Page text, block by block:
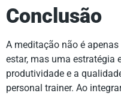
Conclusão
A meditação não é
estar, mas uma estratégia
produtividade e a
personal trainer. Ao